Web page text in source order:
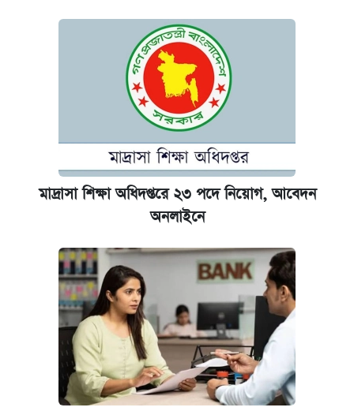
মাদ্রাসা শিক্ষা অধিদপ্তরে ২৩ পদে নিয়োগ, আবেদন
অনলাইনে